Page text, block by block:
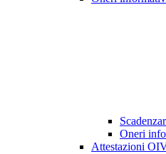
Oneri
Attestazioni